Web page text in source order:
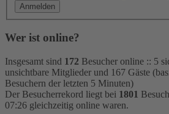
Wer ist online?
Insgesamt sind 172 Besucher online :: 5
unsichtbare Mitglieder und 167 Gäste
Besuchern der letzten 5 Minuten)
Der Besucherrekord liegt bei 1801
07:26 gleichzeitig online waren.